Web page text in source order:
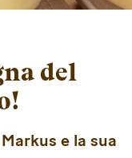
del
e la sua